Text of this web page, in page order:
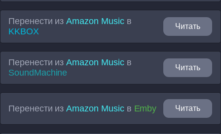
Перенести изAmazon Musicв
KKBOX
Читать
Перенести изAmazon Musicв
SoundMachine
Читать
Перенести изAmazon Musicв Emby Читать